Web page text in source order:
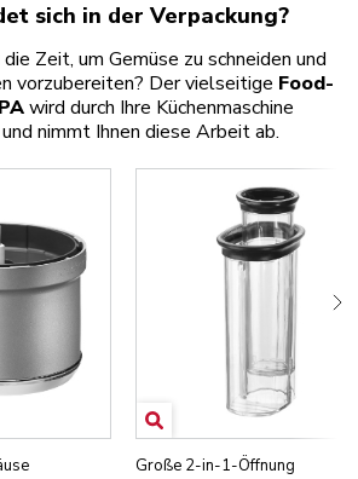
sich in der Verpackung?
Zeit, um Gemüse zu schneiden und
vorzubereiten? Der vielseitige Food-
wird durch Ihre Küchenmaschine
nimmt Ihnen diese Arbeit ab.
Große 2-in-1-Öffnung